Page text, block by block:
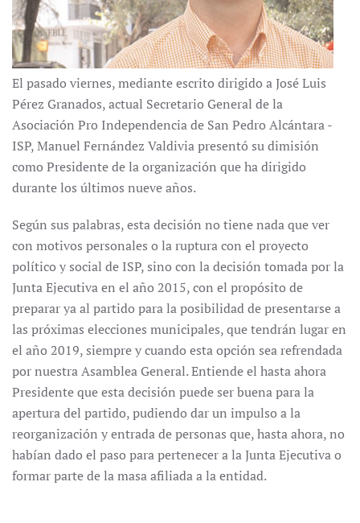
El pasado viernes, mediante escrito dirigido a José Luis
Pérez Granados, actual Secretario General de la
Asociación Pro Independencia de San Pedro Alcántara -
ISP, Manuel Fernández Valdivia presentó su dimisión
como Presidente de la organización que ha dirigido
durante los últimos nueve años.
Según sus palabras, esta decisión no tiene nada que ver
con motivos personales o la ruptura con el proyecto
político y social de ISP, sino con la decisión tomada por la
Junta Ejecutiva en el año 2015, con el propósito de
preparar ya al partido para la posibilidad de presentarse a
las próximas elecciones municipales, que tendrán lugar en
el año 2019, siempre y cuando esta opción sea refrendada
por nuestra Asamblea General. Entiende el hasta ahora
Presidente que esta decisión puede ser buena para la
apertura del partido, pudiendo dar un impulso a la
reorganización y entrada de personas que, hasta ahora, no
habían dado el paso para pertenecer a la Junta Ejecutiva o
formar parte de la masa afiliada a la entidad.